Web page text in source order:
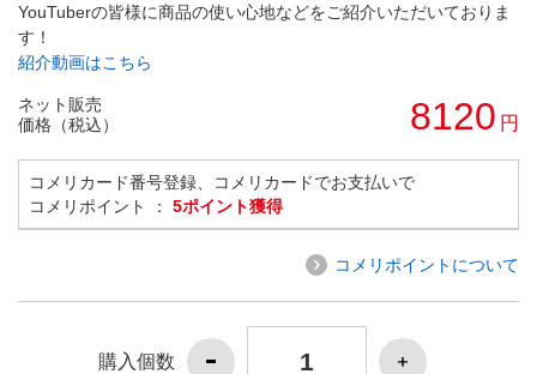
YouTuberの皆様に商品の使い心地などをご紹介いただいておりま
す！
紹介動画はこちら
ネット販売
価格（税込）
8120 円
コメリカード番号登録、コメリカードでお支払いで
コメリポイント ： 5ポイント獲得
コメリポイントについて
購入個数